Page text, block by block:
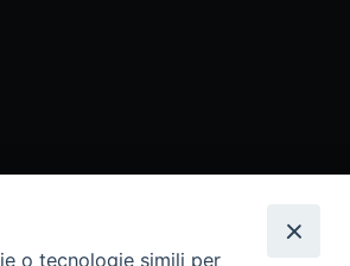
o tecnologie simili per